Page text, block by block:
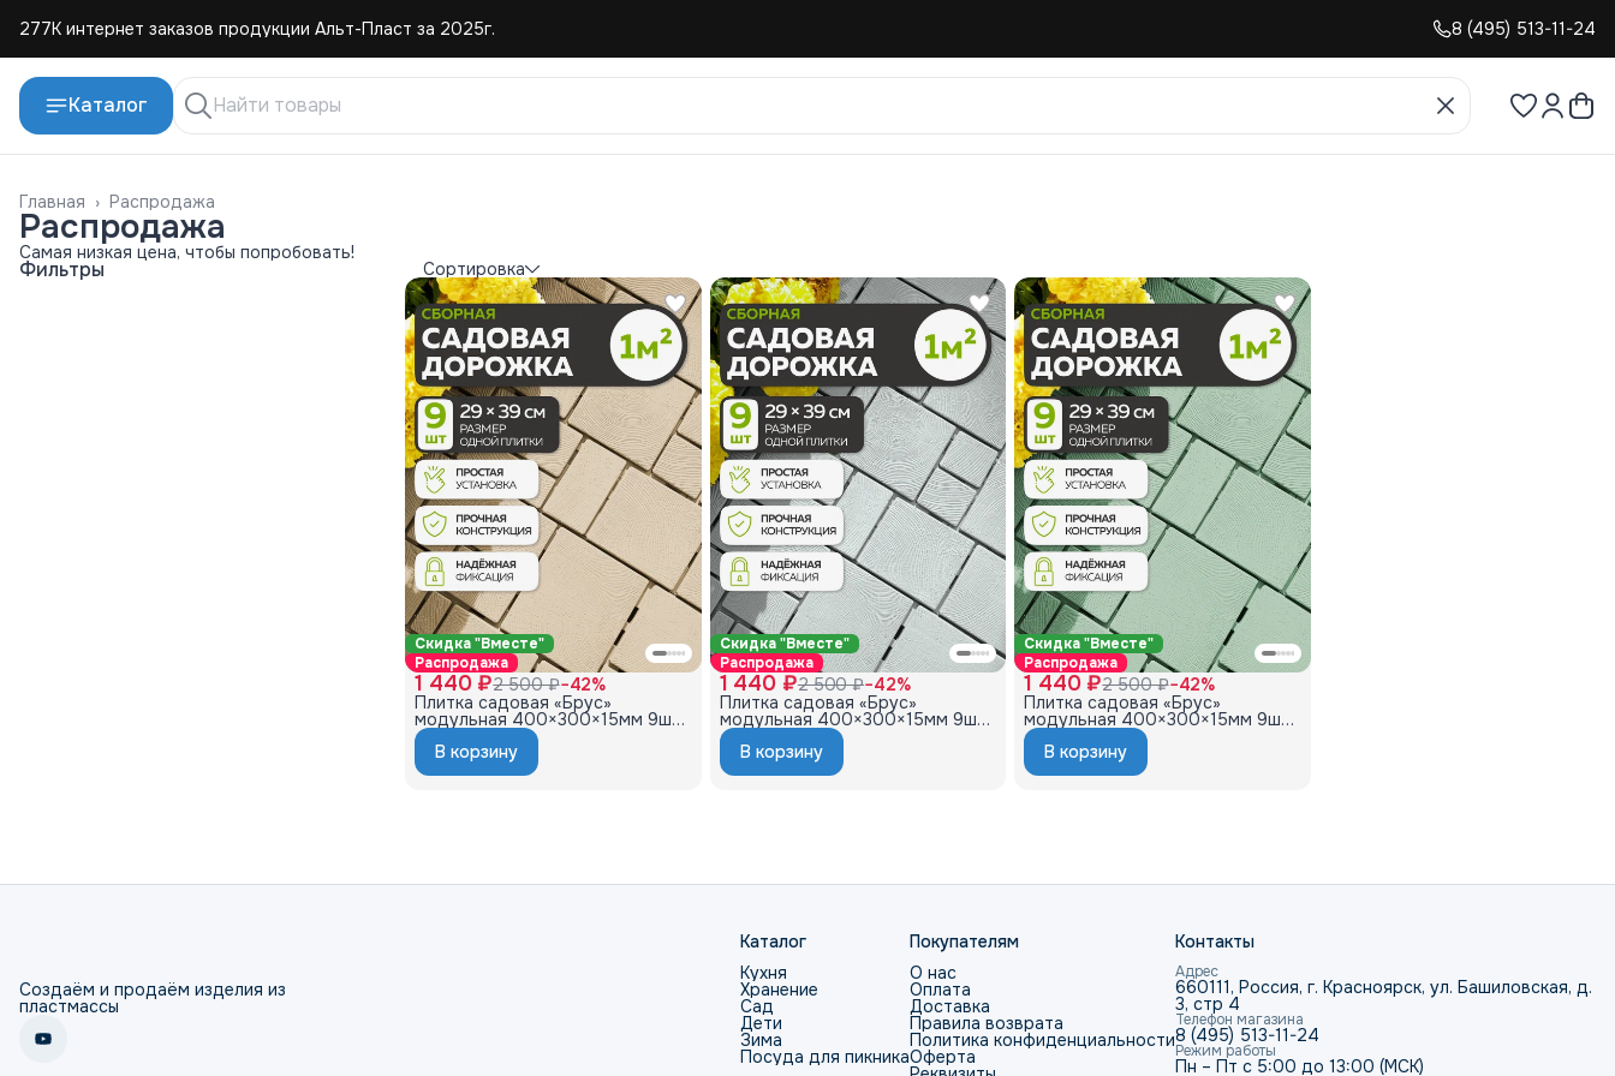
277К интернет заказов продукции Альт-Пласт за 2025г.
4,8 средняя оценка покупателей
8 (495) 513-11-24
Каталог
Распродажа
Главная ›
Распродажа
Самая низкая цена, чтобы попробовать!
Фильтры Сортировка
Скидка "Вместе"
Распродажа
1 440 ₽2 500 ₽−42%
Плитка садовая «Брус»
модульная 400×300×15мм 9шт,
1м2 какао
В корзину
Скидка "Вместе"
Распродажа
1 440 ₽2 500 ₽−42%
Плитка садовая «Брус»
модульная 400×300×15мм 9шт,
1м2 серый
В корзину
Скидка "Вместе"
Распродажа
1 440 ₽2 500 ₽−42%
Плитка садовая «Брус»
модульная 400×300×15мм 9шт,
1м2 олива
В корзину
Создаём и продаём изделия из
пластмассы
Каталог
Кухня
Хранение
Сад
Дети
Зима
Посуда для пикника
Покупателям
О нас
Оплата
Доставка
Правила возврата
Политика конфиденциальности
Оферта
Контакты
Адрес
660111, Россия, г. Красноярск, ул. Башиловская, д.
3, стр 4
Телефон магазина
8 (495) 513-11-24
Режим работы
Пн – Пт с 5:00 до 13:00 (МСК)